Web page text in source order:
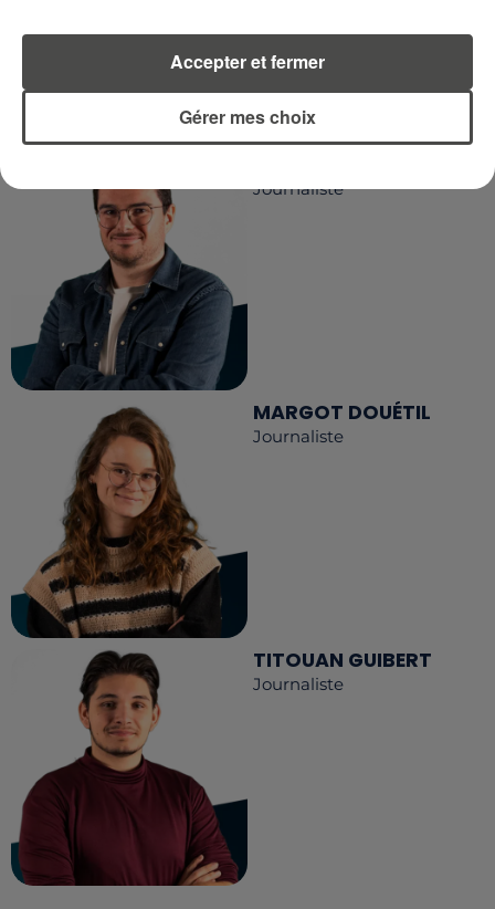
LA RÉDACTION
RCA
Journaliste
MARGOT DOUÉTIL
Journaliste
TITOUAN GUIBERT
Journaliste
Gérer mes choix
Accepter et fermer